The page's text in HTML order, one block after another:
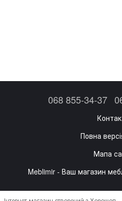
068 855-34-37
Повна
Мапа
Meblimir - Ваш магазин